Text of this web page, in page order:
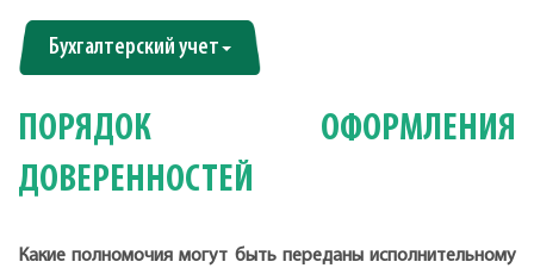
Бухгалтерский учет
ПОРЯДОК ОФОРМЛЕНИЯ
ДОВЕРЕННОСТЕЙ
Какие полномочия могут быть переданы исполнительному